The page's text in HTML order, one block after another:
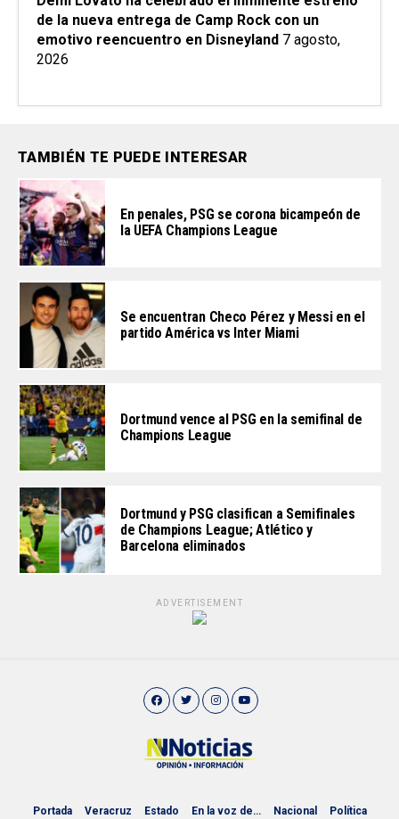
de la nueva entrega de Camp Rock con un
emotivo reencuentro en Disneyland 7 agosto,
2026
TAMBIÉN TE PUEDE INTERESAR
En penales, PSG se corona bicampeón de
la UEFA Champions League
Se encuentran Checo Pérez y Messi en el
partido América vs Inter Miami
Dortmund vence al PSG en la semifinal de
Champions League
Dortmund y PSG clasifican a Semifinales
de Champions League; Atlético y
Barcelona eliminados
ADVERTISEMENT
Portada Veracruz Estado En la voz de… Nacional
Política